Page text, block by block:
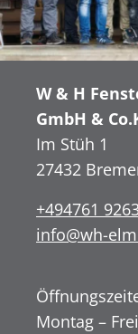
W & H
GmbH &
Im Stüh 1
27432
+494761
info@wh-
Montag –